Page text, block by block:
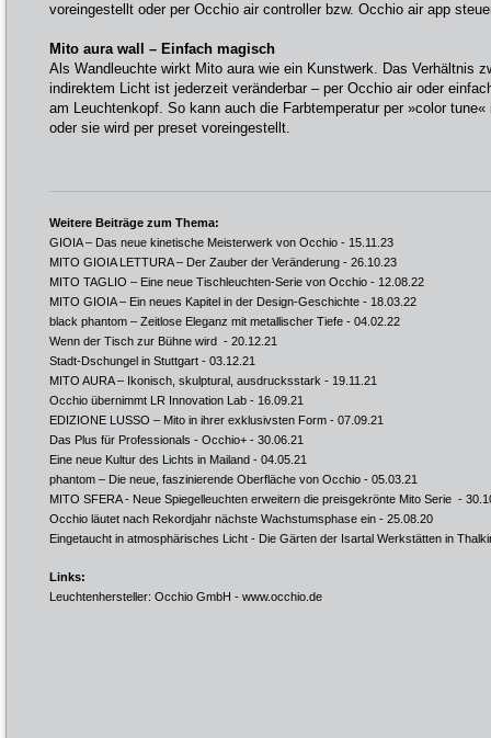
voreingestellt oder per Occhio air controller bzw. Occhio air app
Mito aura wall – Einfach magisch
Als Wandleuchte wirkt Mito aura wie ein Kunstwerk. Das Verhältnis
indirektem Licht ist jederzeit veränderbar – per Occhio air oder
am Leuchtenkopf. So kann auch die Farbtemperatur per »color
oder sie wird per preset voreingestellt.
Weitere Beiträge zum Thema:
GIOIA – Das neue kinetische Meisterwerk von Occhio - 15.11.23
MITO GIOIA LETTURA – Der Zauber der Veränderung - 26.10.23
MITO TAGLIO – Eine neue Tischleuchten-Serie von Occhio - 12.08.22
MITO GIOIA – Ein neues Kapitel in der Design-Geschichte - 18.03.22
black phantom – Zeitlose Eleganz mit metallischer Tiefe - 04.02.22
Wenn der Tisch zur Bühne wird - 20.12.21
Stadt-Dschungel in Stuttgart - 03.12.21
MITO AURA – Ikonisch, skulptural, ausdrucksstark - 19.11.21
Occhio übernimmt LR Innovation Lab - 16.09.21
EDIZIONE LUSSO – Mito in ihrer exklusivsten Form - 07.09.21
Das Plus für Professionals - Occhio+ - 30.06.21
Eine neue Kultur des Lichts in Mailand - 04.05.21
phantom – Die neue, faszinierende Oberfläche von Occhio - 05.03.21
MITO SFERA - Neue Spiegelleuchten erweitern die preisgekrönte Mito Serie -
Occhio läutet nach Rekordjahr nächste Wachstumsphase ein - 25.08.20
Eingetaucht in atmosphärisches Licht - Die Gärten der Isartal Werkstätten in
Links:
Leuchtenhersteller: Occhio GmbH - www.occhio.de